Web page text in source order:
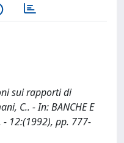
sui rapporti di
C.. - In: BANCHE E
- 12:(1992), pp. 777-